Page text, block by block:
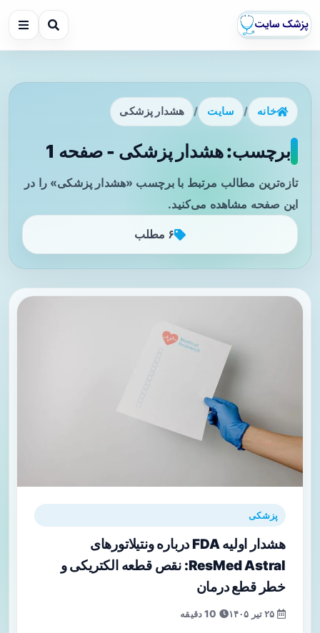
خانه / سایت / هشدار پزشکی
برچسب: هشدار پزشکی - صفحه 1
تازه‌ترین مطالب مرتبط با برچسب «هشدار پزشکی» را در
این صفحه مشاهده می‌کنید.
۶ مطلب
پزشکی
هشدار اولیه FDA درباره ونتیلاتورهای
ResMed Astral: نقص قطعه الکتریکی و
خطر قطع درمان